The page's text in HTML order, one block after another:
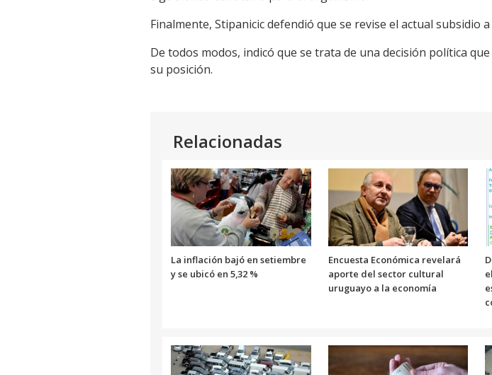
Finalmente, Stipanicic defendió que se revise el actual subsidio
De todos modos, indicó que se trata de una decisión política
su posición.
Relacionadas
La inflación bajó en setiembre
y se ubicó en 5,32 %
Encuesta Económica revelará
aporte del sector cultural
uruguayo a la economía